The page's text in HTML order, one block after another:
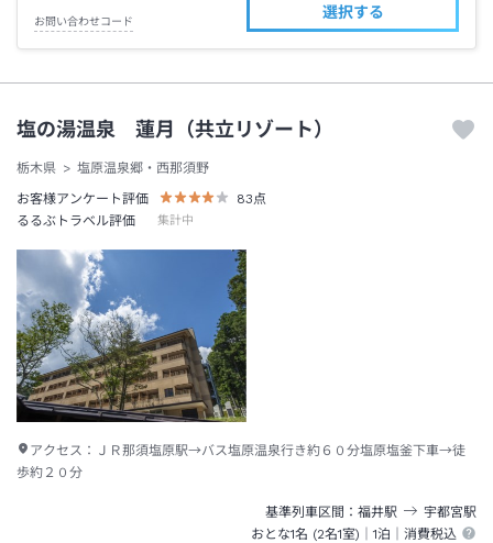
お問い合わせコード
選択する
塩の湯温泉 蓮月（共立リゾート）
栃木県
塩原温泉郷・西那須野
お客様アンケート評価
83点
るるぶトラベル評価
集計中
アクセス： ＪＲ那須塩原駅→バス塩原温泉行き約６０分塩原塩釜下車→徒
歩約２０分
基準列車区間 福井駅 宇都宮駅
おとな1名 (2名1室)｜1泊 ｜消費税込